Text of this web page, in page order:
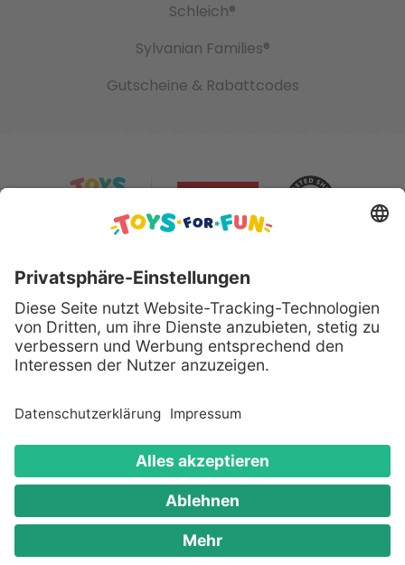
Schleich®
Sylvanian Families®
Gutscheine & Rabattcodes
Sicher bezahlen mit:
Alle genannten Produkte und Logos sind eingetragene
Warenzeichen der jeweiligen Hersteller.
Copyright © 2008 - 2026 Toys for Fun GmbH - Alle
Rechte vorbehalten